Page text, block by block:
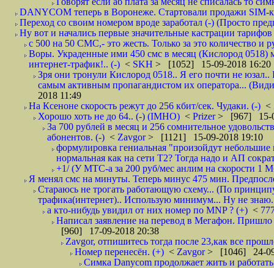
DANYCOM теперь в Воронеже. Стартовали продажи SIM-
Переход со своим номером вроде заработал (-) (Просто
Ну вот и начались первые значительные кастрации
с 500 на 50 СМС,- это жесть. Только за это количество и
Воры. Украденные ими 450 смс в месяц (Кислород 0518)
интернет-трафик!.. (-) < SKH > [1052] 15-09-2018 16:20
Зря они тронули Кислород 0518.. Я его почти не
самым активным пропагандистом их оператора...
2018 11:49
На Ксеноне скорость режут до 256 кбит/сек. Чудаки. (-) <
Хорошо хоть не до 64.. (-) (IMHO) < Prizer> [967] 15-
За 700 рублей в месяц и 256 сомнительное
абонентов. (-) < Zavgor> [1121] 15-09-2018 19:10
формулировка гениальная "произойдут небольшие
нормальная как на сети Т2? Тогда надо и АП
+1/ (У МТС-а за 200 руб/мес анлим на скорости 1
Я менял смс на минуты. Теперь минус 475 мин.
Стараюсь не трогать работающую схему... (По
трафика(интернет).. Использую минимум... Ну не
а кто-нибудь увидил от них номер по MNP ? (+) <
Написал заявление на перевод в Мегафон.
[960] 17-09-2018 20:38
Zavgor, отпишитесь тогда после 23,как все
Номер перенесён. (+) < Zavgor> [1046] 24-
Симка Danycom продолжает жить и